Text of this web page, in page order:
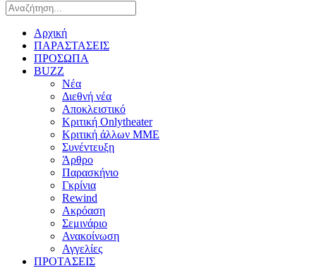
Αρχική
ΠΑΡΑΣΤΑΣΕΙΣ
ΠΡΟΣΩΠΑ
BUZZ
Νέα
Διεθνή νέα
Αποκλειστικό
Κριτική Onlytheater
Κριτική άλλων ΜΜΕ
Συνέντευξη
Άρθρο
Παρασκήνιο
Γκρίνια
Rewind
Ακρόαση
Σεμινάριο
Ανακοίνωση
Αγγελίες
ΠΡΟΤΑΣΕΙΣ